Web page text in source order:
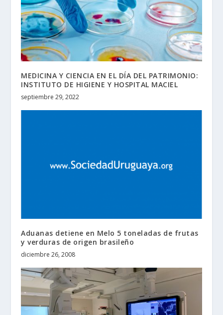
MEDICINA Y CIENCIA EN EL DÍA DEL PATRIMONIO:
INSTITUTO DE HIGIENE Y HOSPITAL MACIEL
septiembre 29, 2022
Aduanas detiene en Melo 5 toneladas de frutas
y verduras de origen brasileño
diciembre 26, 2008